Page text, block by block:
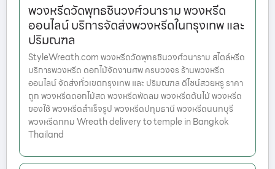
พวงหรีดวัดพุทธชินวงศ์วนาราม พวงหรีด
ออนไลน์ บริการจัดส่งพวงหรีดในกรุงเทพ และ
ปริมณฑล
StyleWreath.com พวงหรีดวัดพุทธชินวงศ์วนาราม สไตล์หรีด
บริการพวงหรีด ดอกไม้จัดงานศพ ครบวงจร ร้านพวงหรีด
ออนไลน์ จัดส่งทั่วเขตกรุงเทพ และ ปริมณฑล ดีไซน์สวยหรู ราคา
ถูก พวงหรีดดอกไม้สด พวงหรีดพัดลม พวงหรีดต้นไม้ พวงหรีด
ของใช้ พวงหรีดสำเร็จรูป พวงหรีดปทุมธานี พวงหรีดนนทบุรี
พวงหรีดกทม Wreath delivery to temple in Bangkok
Thailand